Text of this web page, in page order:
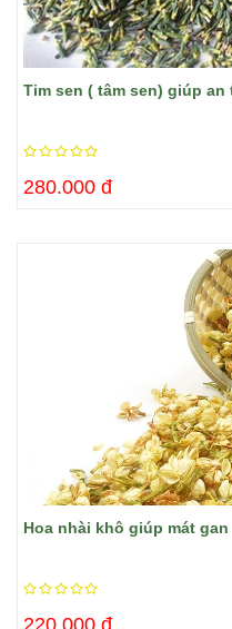
Tim sen ( tâm sen) giúp an
280.000 đ
Hoa nhài khô giúp mát gan
220.000 đ